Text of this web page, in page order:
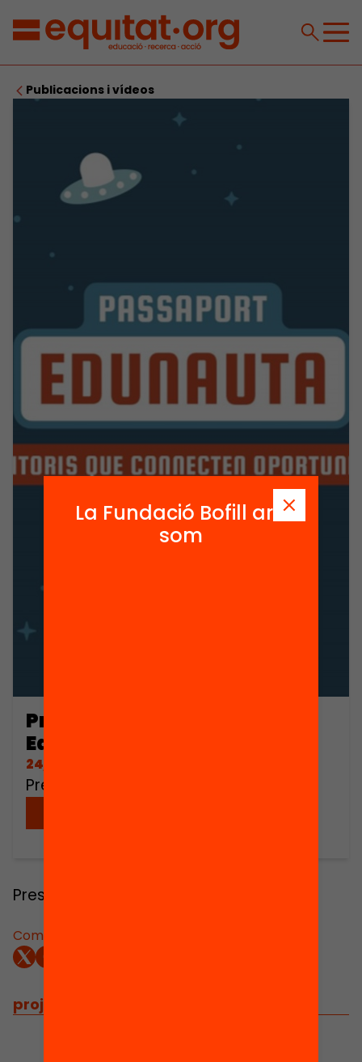
Publicacions i vídeos
Presentació: Passaport
Edunauta
24/02/2020
Presentació del Passaport Edunauta.
Comparteix:
Presentació del Passaport Edunauta.
projectes relacionats
La Fundació Bofill ara
som